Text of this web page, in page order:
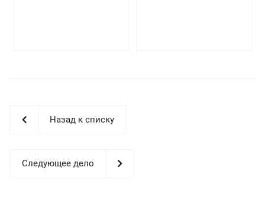
Назад к списку
Следующее дело